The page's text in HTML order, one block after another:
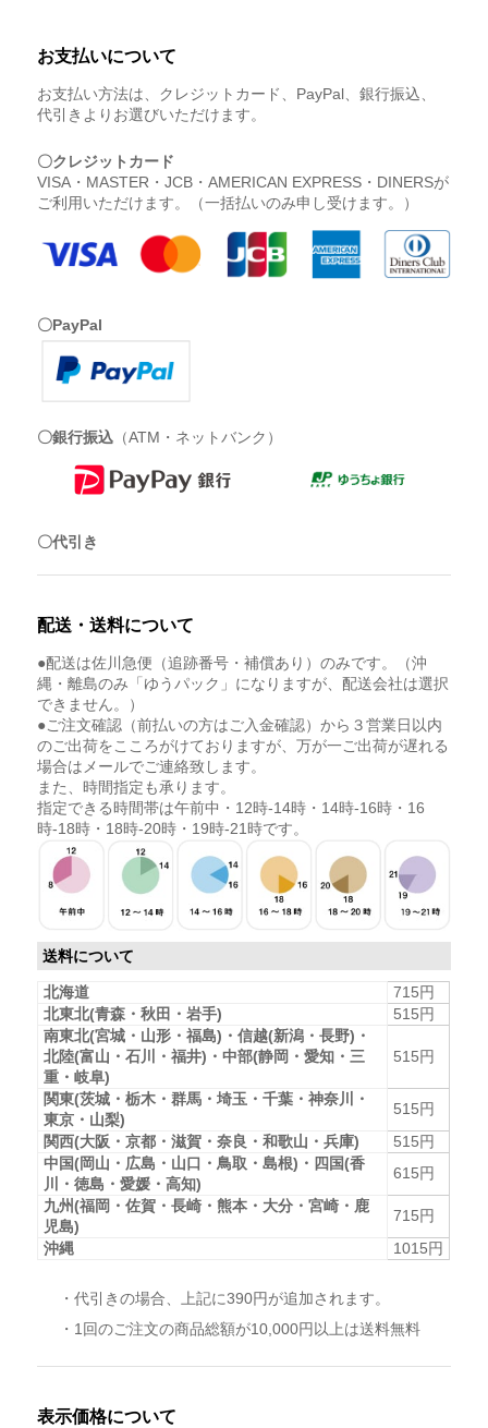
お支払いについて
お支払い方法は、クレジットカード、PayPal、銀行振込、
代引きよりお選びいただけます。
〇クレジットカード
VISA・MASTER・JCB・AMERICAN EXPRESS・DINERSが
ご利用いただけます。（一括払いのみ申し受けます。）
〇PayPal
〇銀行振込 （ATM・ネットバンク）
〇代引き
配送・送料について
●配送は佐川急便（追跡番号・補償あり）のみです。（沖
縄・離島のみ「ゆうパック」になりますが、配送会社は選択
できません。）
●ご注文確認（前払いの方はご入金確認）から３営業日以内
のご出荷をこころがけておりますが、万が一ご出荷が遅れる
場合はメールでご連絡致します。
また、時間指定も承ります。
指定できる時間帯は午前中・12時-14時・14時-16時・16
時-18時・18時-20時・19時-21時です。
送料について
北海道
715円
北東北(青森・秋田・岩手)
515円
南東北(宮城・山形・福島)・信越(新潟・長野)・
北陸(富山・石川・福井)・中部(静岡・愛知・三
重・岐阜)
515円
関東(茨城・栃木・群馬・埼玉・千葉・神奈川・
東京・山梨)
515円
関西(大阪・京都・滋賀・奈良・和歌山・兵庫)
515円
中国(岡山・広島・山口・鳥取・島根)・四国(香
川・徳島・愛媛・高知)
615円
九州(福岡・佐賀・長崎・熊本・大分・宮崎・鹿
児島)
715円
沖縄
1015円
・代引きの場合、上記に390円が追加されます。
・1回のご注文の商品総額が10,000円以上は送料無料
表示価格について